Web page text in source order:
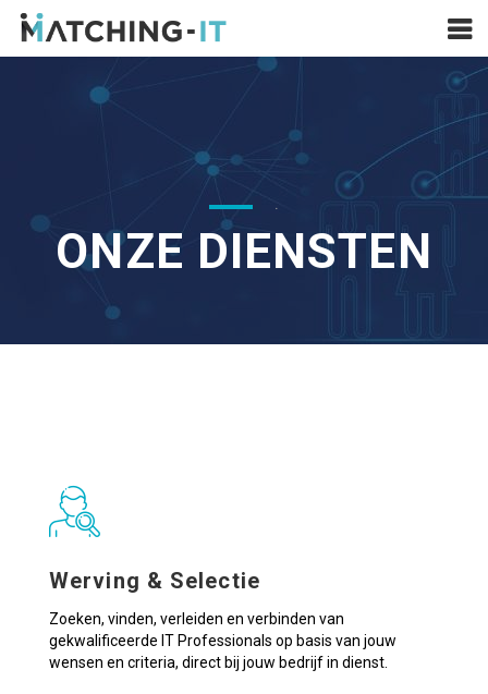
.
ONZE DIENSTEN
Werving & Selectie
Zoeken, vinden, verleiden en verbinden van
gekwalificeerde IT Professionals op basis van jouw
wensen en criteria, direct bij jouw bedrijf in dienst.